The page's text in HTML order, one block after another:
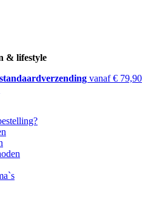
& lifestyle
vanaf € 79,90